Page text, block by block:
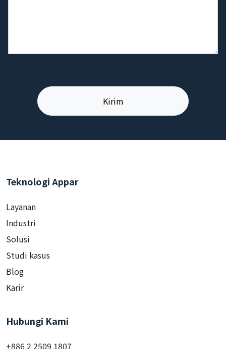
Teknologi Appar
Layanan
Industri
Solusi
Studi kasus
Blog
Karir
Hubungi Kami
+886 2 2509 1807